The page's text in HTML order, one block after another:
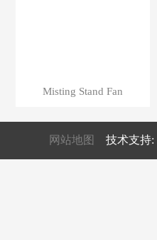
Misting Stand Fan
网站地图 技术支持: